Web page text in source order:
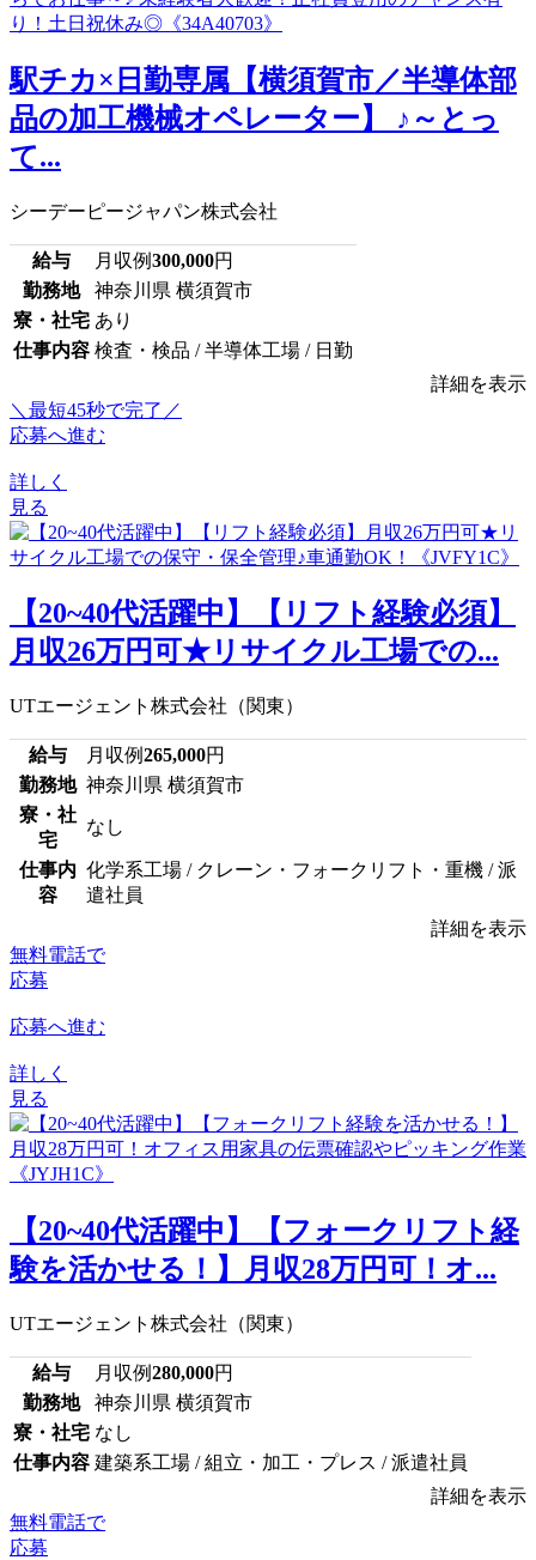
駅チカ×日勤専属【横須賀市／半導体部
品の加工機械オペレーター】 ♪～とっ
て...
シーデーピージャパン株式会社
給与 月収例300,000円
勤務地
神奈川県 横須賀市
寮・社宅 あり
仕事内容 検査・検品 / 半導体工場 / 日勤
詳細を表示
＼最短45秒で完了／
応募へ進む
詳しく
見る
【20~40代活躍中】【リフト経験必須】
月収26万円可★リサイクル工場での...
UTエージェント株式会社（関東）
給与 月収例265,000円
勤務地 神奈川県 横須賀市
寮・社
宅
なし
仕事内
容
化学系工場 / クレーン・フォークリフト・重機 / 派
遣社員
詳細を表示
無料電話で
応募
応募へ進む
詳しく
見る
【20~40代活躍中】【フォークリフト経
験を活かせる！】月収28万円可！オ...
UTエージェント株式会社（関東）
給与 月収例280,000円
勤務地
神奈川県 横須賀市
寮・社宅 なし
仕事内容 建築系工場 / 組立・加工・プレス / 派遣社員
詳細を表示
無料電話で
応募